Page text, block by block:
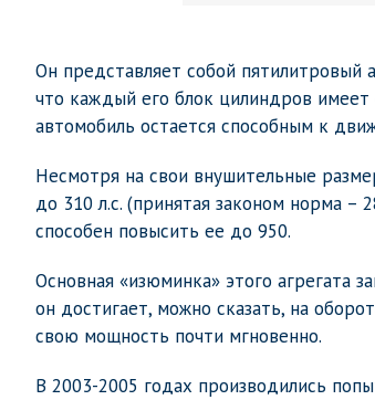
Он представляет собой пятилитровый
что каждый его блок цилиндров имеет
автомобиль остается способным к
Несмотря на свои внушительные
до 310 л.с. (принятая законом норма
способен повысить ее до 950.
Основная «изюминка» этого агрегата
он достигает, можно сказать, на
свою мощность почти мгновенно.
В 2003-2005 годах производились